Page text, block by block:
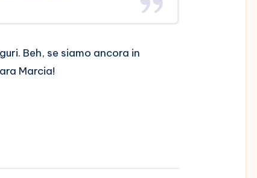
Beh, se siamo ancora in
Marcia!